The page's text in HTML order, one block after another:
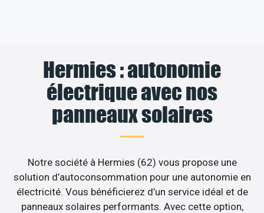
Hermies : autonomie
électrique avec nos
panneaux solaires
Notre société à Hermies (62) vous propose une
solution d’autoconsommation pour une autonomie en
électricité. Vous bénéficierez d’un service idéal et de
panneaux solaires performants. Avec cette option,